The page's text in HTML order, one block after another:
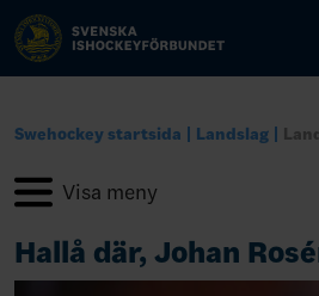
Swehockey startsida Landslag
Hallå där, Johan